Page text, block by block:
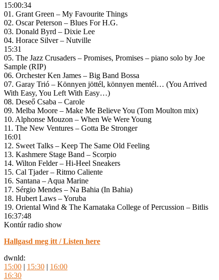
15:00:34
01. Grant Green – My Favourite Things
02. Oscar Peterson ‎– Blues For H.G.
03. Donald Byrd – Dixie Lee
04. Horace Silver – Nutville
15:31
05. The Jazz Crusaders – Promises, Promises – piano solo by Joe
Sample (RIP)
06. Orchester Ken James – Big Band Bossa
07. Garay Trió – Könnyen jöttél, könnyen mentél… (You Arrived
With Easy, You Left With Easy…)
08. Deseő Csaba – Carole
09. Melba Moore – Make Me Believe You (Tom Moulton mix)
10. Alphonse Mouzon ‎– When We Were Young
11. The New Ventures – Gotta Be Stronger
16:01
12. Sweet Talks – Keep The Same Old Feeling
13. Kashmere Stage Band ‎– Scorpio
14. Wilton Felder – Hi-Heel Sneakers
15. Cal Tjader ‎– Ritmo Caliente
16. Santana – Aqua Marine
17. Sérgio Mendes ‎– Na Bahia (In Bahia)
18. Hubert Laws ‎– Yoruba
19. Oriental Wind & The Karnataka College of Percussion – Bitlis
16:37:48
Kontúr radio show
Hallgasd meg itt / Listen here
dwnld:
15:00 | 15:30 | 16:00
16:30